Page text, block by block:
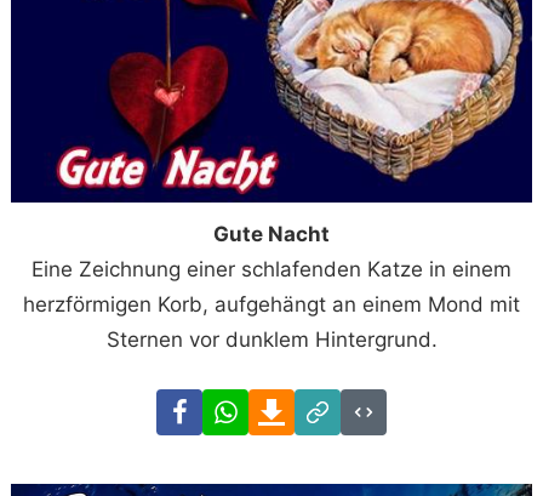
Gute Nacht
Eine Zeichnung einer schlafenden Katze in einem
herzförmigen Korb, aufgehängt an einem Mond mit
Sternen vor dunklem Hintergrund.
FacebookWhatsAppDownload
Link
Code